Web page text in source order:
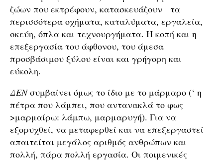
ζώων που εκτρέφουν, κατασκευάζουν τα
περισσότερα οχήματα, καταλύματα, εργαλεία,
σκεύη, όπλα και τεχνουργήματα. Η κοπή και η
επεξεργασία του άφθονου, του άμεσα
προσβάσιμου ξύλου είναι και γρήγορη και
εύκολη.
ΔΕΝσυμβαίνει όμως το ίδιο με το μάρμαρο (‘ η
πέτρα που λάμπει, που αντανακλά το φως
>μαρμαίρω: λάμπω, μαρμαρυγή). Για να
εξορυχθεί, να μεταφερθεί και να επεξεργαστεί
απαιτείται μεγάλος αριθμός ανθρώπων και
πολλή, πάρα πολλή εργασία. Οι ποιμενικές